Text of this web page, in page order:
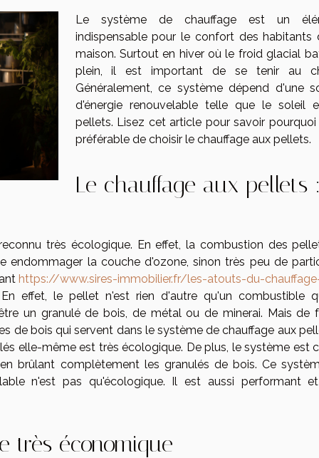
Le système de chauffage est un
indispensable pour le confort des habitants
maison. Surtout en hiver où le froid glacial
plein, il est important de se tenir au
Généralement, ce système dépend d'une
d'énergie renouvelable telle que le soleil
pellets. Lisez cet article pour savoir
préférable de choisir le chauffage aux pellets.
Le chauffage aux pellets
très écologique. En effet, la combustion des
endommager la couche d'ozone, sinon très peu de
https://www.sires-immobilier.fr/les-atouts-du-
effet, le pellet n'est rien d'autre qu'un combustible
un granulé de bois, de métal ou de minerai. Mais de
de bois qui servent dans le système de chauffage aux
elle-même est très écologique. De plus, le système est
brûlant complètement les granulés de bois. Ce
n'est pas qu'écologique. Il est aussi performant
très économique